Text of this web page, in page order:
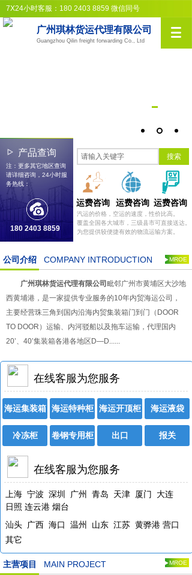
7X24小时客服：180 2403 8859 微信同号
广州琪林货运代理有限公司
Guangzhou Qilin freight forwarding Co., Ltd
产品查询 搜索
注：更多其它地区查询
请详细咨询，24小时服
务热线：
运费咨询
运费咨询 运费咨询
汽运的价格，空运的速度，性价比高。
覆盖全国各大城市，三级县市可直接送达。
为您提供较便捷有效的物流运输方案。
180 2403 8859
公司介绍 COMPANY INTRODUCTION MROE
广州琪林货运代理有限公司 毗邻广州市黄埔区大沙地
西黄埔港，是一家提供专业服务的10年内贸海运公司，
主要经营珠三角到国内沿海内贸集装箱门到门（DOOR
TO DOOR）运输、内河驳船以及拖车运输，代理国内
20’、40’集装箱各港各地区D—D......
冷冻柜
上海 宁波 深圳 广州 青岛 天津 厦门 大连
日照 连云港 烟台
汕头
广西 海口 温州 山东 江苏 黄骅港 营口
其它
海运集装箱 海运特种柜 海运开顶柜 海运液袋
在线客服为您服务
卷钢专用柜 出口 报关
在线客服为您服务
MROE
主营项目 MAIN PROJECT